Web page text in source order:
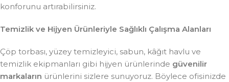
konforunu artırabilirsiniz.
Temizlik ve Hijyen Ürünleriyle Sağlıklı Çalışma Alanları
Çöp torbası, yüzey temizleyici, sabun, kâğıt havlu ve
temizlik ekipmanları gibi hijyen ürünlerinde güvenilir
markaların ürünlerini sizlere sunuyoruz. Böylece ofisinizde